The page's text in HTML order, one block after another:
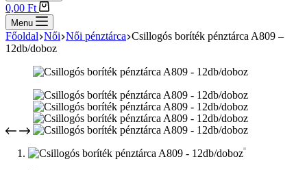
Shopping
cart
0,00 Ft
Menu
Főoldal Női Női pénztárca Csillogós boríték pénztárca A809 –
12db/doboz